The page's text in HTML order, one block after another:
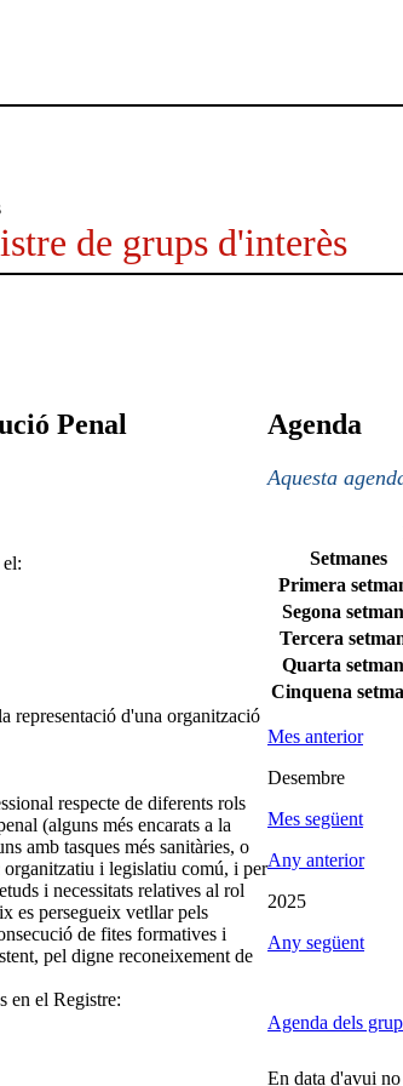
de grups d'interès
Penal
representació d'una organització
respecte de diferents rols
(alguns més encarats a la
amb tasques més sanitàries, o
i legislatiu comú, i per
i necessitats relatives al rol
es persegueix vetllar pels
de fites formatives i
pel digne reconeixement de
en el Registre:
Agenda
Aquesta
Setmanes
Primera
Segona
Tercera
Quarta
Cinquena
Mes anterior
Desembre
Mes següent
Any anterior
2025
Any següent
Agenda dels
En data d'avui